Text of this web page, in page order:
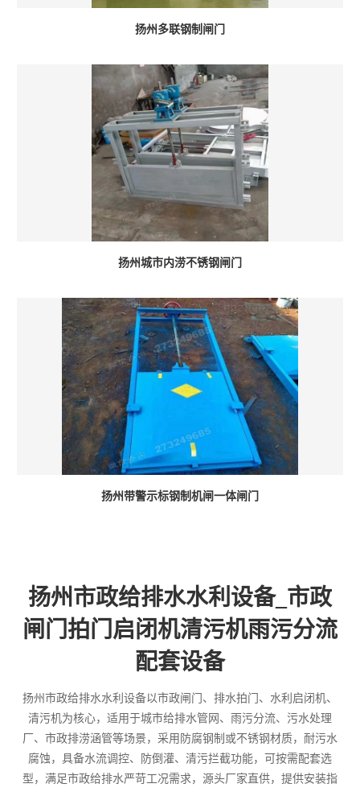
扬州多联钢制闸门
扬州城市内涝不锈钢闸门
扬州带警示标钢制机闸一体闸门
扬州市政给排水水利设备_市政
闸门拍门启闭机清污机雨污分流
配套设备
扬州市政给排水水利设备以市政闸门、排水拍门、水利启闭机、
清污机为核心，适用于城市给排水管网、雨污分流、污水处理
厂、市政排涝涵管等场景，采用防腐钢制或不锈钢材质，耐污水
腐蚀，具备水流调控、防倒灌、清污拦截功能，可按需配套选
型，满足市政给排水严苛工况需求，源头厂家直供，提供安装指